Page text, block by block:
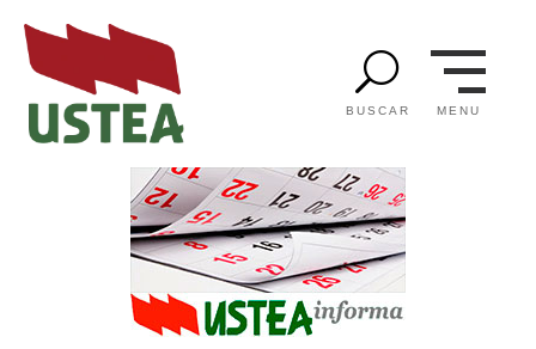
U
BUSCAR MENU